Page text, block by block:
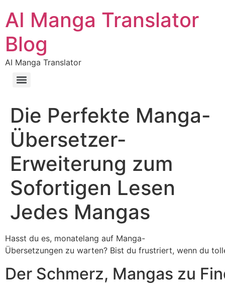
AI Manga Translator
Blog
AI Manga Translator
Die Perfekte Manga-
Übersetzer-
Erweiterung zum
Sofortigen Lesen
Jedes Mangas
Hasst du es, monatelang auf Manga-
Übersetzungen zu warten? Bist du frustriert, wenn du
Der Schmerz, Mangas zu